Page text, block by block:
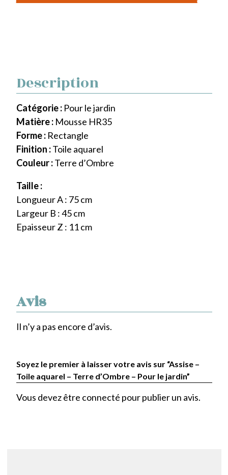
Avis
Il n’y a pas encore d’avis.
Soyez le premier à laisser votre avis sur “Assise –
Toile aquarel – Terre d’Ombre – Pour le jardin”
Vous devez être connecté pour publier un avis.
Description
Catégorie : Pour le jardin
Matière : Mousse HR35
Forme : Rectangle
Finition :Toile aquarel
Couleur :Terre d’Ombre
Taille :
Longueur A : 75 cm
Largeur B : 45 cm
Epaisseur Z : 11 cm